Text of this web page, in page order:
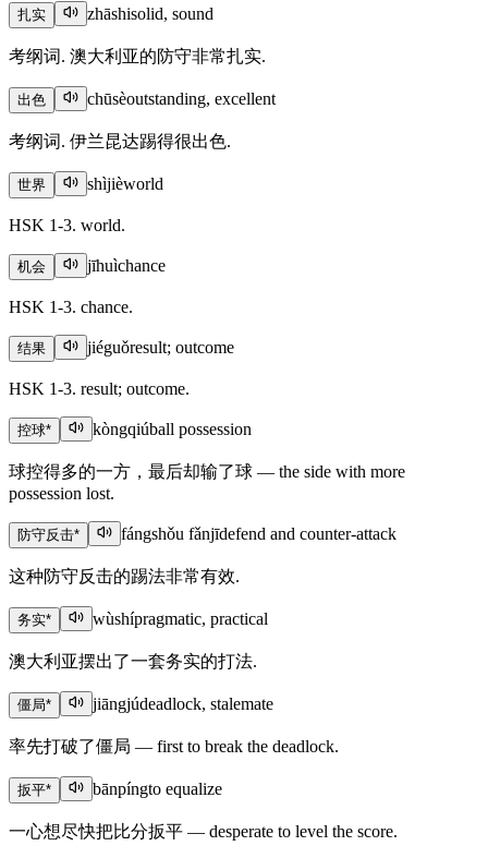
扎实 zhāshisolid, sound
考纲词. 澳大利亚的防守非常扎实.
出色 chūsèoutstanding, excellent
考纲词. 伊兰昆达踢得很出色.
世界 shìjièworld
HSK 1-3. world.
机会 jīhuìchance
HSK 1-3. chance.
结果 jiéguǒresult; outcome
HSK 1-3. result; outcome.
控球* kòngqiúball possession
球控得多的一方，最后却输了球 — the side with more
possession lost.
防守反击* fángshǒu fǎnjīdefend and counter-attack
这种防守反击的踢法非常有效.
务实* wùshípragmatic, practical
澳大利亚摆出了一套务实的打法.
僵局* jiāngjúdeadlock, stalemate
率先打破了僵局 — first to break the deadlock.
扳平* bānpíngto equalize
一心想尽快把比分扳平 — desperate to level the score.